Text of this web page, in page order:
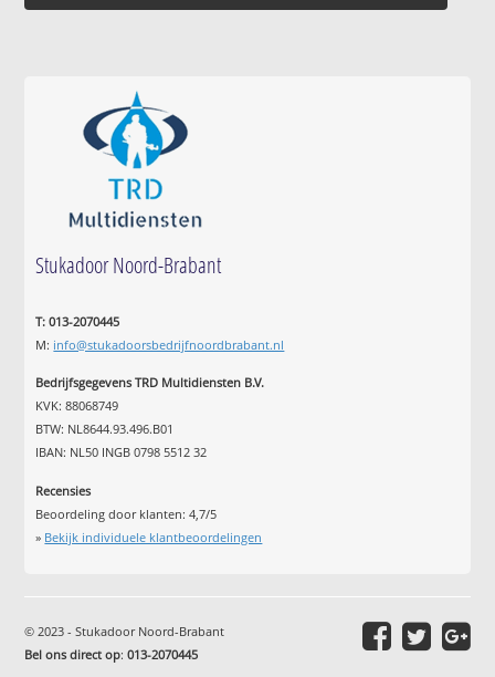
Stukadoor Noord-Brabant
T: 013-2070445
M: info@stukadoorsbedrijfnoordbrabant.nl
Bedrijfsgegevens TRD Multidiensten B.V.
KVK: 88068749
BTW: NL8644.93.496.B01
IBAN: NL50 INGB 0798 5512 32
Recensies
Beoordeling door klanten:4,7/5
» Bekijk individuele klantbeoordelingen
© 2023 - Stukadoor Noord-Brabant
Bel ons direct op:013-2070445